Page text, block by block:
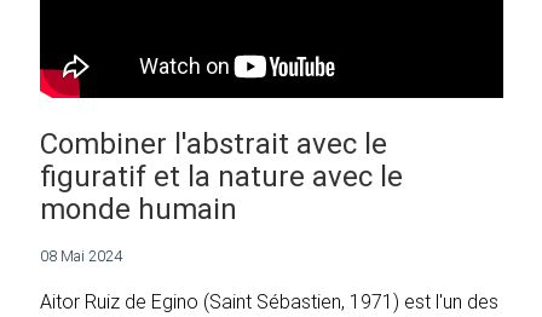
Combiner l'abstrait avec le
figuratif et la nature avec le
monde humain
08 Mai 2024
Aitor Ruiz de Egino (Saint Sébastien, 1971) est l'un des